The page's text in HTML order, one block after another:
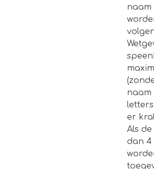
naam
naam
er
Als
dan 4